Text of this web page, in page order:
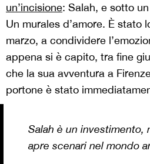
un’incisione: Salah, e sotto
Un murales d’amore. È stato
marzo, a condividere
appena si è capito, tra fine
che la sua avventura a
portone è stato
Salah è un investimento,
apre scenari nel mondo